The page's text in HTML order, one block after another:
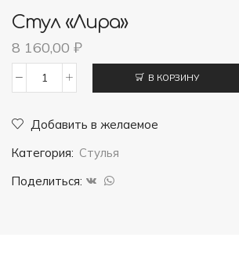
Стул «Лира»
8 160,00 ₽
Стул
"Лира"
В КОРЗИНУ
Добавить в желаемое
Категория: Стулья
Поделиться: